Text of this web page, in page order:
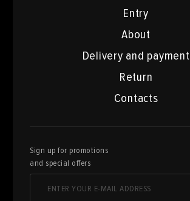
Entry
About
Delivery and payment
Return
Contacts
Sign up for promotions
and special offers